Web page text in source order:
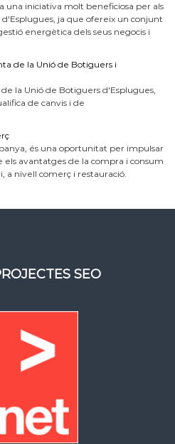
una iniciativa molt beneficiosa per als
ja que ofereix un conjunt
energètica dels seus negocis i
de la Unió de Botiguers i
la Unió de Botiguers d'Esplugues,
de canvis i de
és una oportunitat per impulsar
els avantatges de la compra i consum
a nivell comerç i restauració.
SEO